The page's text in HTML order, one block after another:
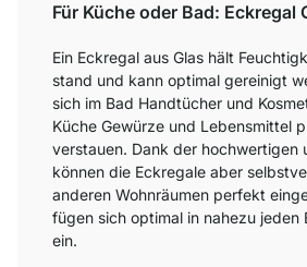
Für Küche oder Bad: Eckregal
Ein Eckregal aus Glas hält
stand und kann optimal gereinigt
sich im Bad Handtücher und
Küche Gewürze und Lebensmittel
verstauen. Dank der hochwertigen
können die Eckregale aber
anderen Wohnräumen perfekt
fügen sich optimal in nahezu jeden
ein.